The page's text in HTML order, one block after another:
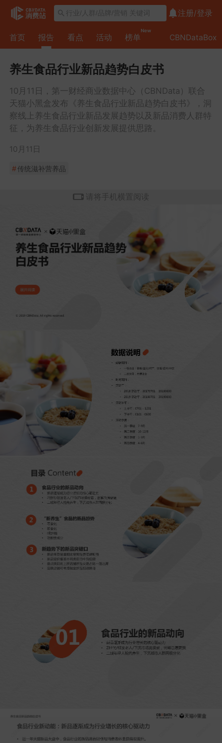
注册/登录
首页 报告 看点 活动 榜单
New
CBNDataBox
养生食品行业新品趋势白皮书
10月11日，第一财经商业数据中心（CBNData）联合
天猫小黑盒发布《养生食品行业新品趋势白皮书》，洞
察线上养生食品行业新品发展趋势以及新品消费人群特
征，为养生食品行业创新发展提供思路。
10月11日
# 传统滋补营养品
请将手机横置阅读
.
食
品
行
业
的
新
品
2
.
“
新
养
生
”
新
品
趋
势
3
.
新
趋
势
品
突
口